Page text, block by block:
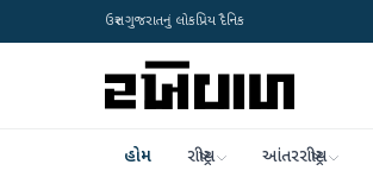
ઉત્તર ગુજરાતનું લોકપ્રિય દૈનિક
હોમ રાષ્ટ્રીય આંતરરાષ્ટ્રીય